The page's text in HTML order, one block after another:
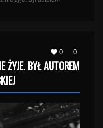
0 0
ŻYJE. BYŁ AUTOREM